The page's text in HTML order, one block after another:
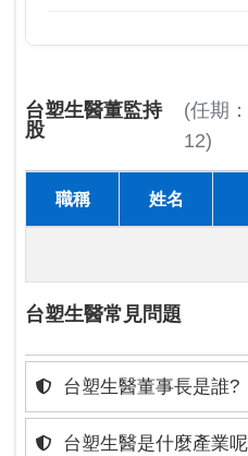
台塑生醫董監持
股
(任期
12)
職稱 姓名
台塑生醫常見問題
台塑生醫董事長是誰?
台塑生醫是什麼產業